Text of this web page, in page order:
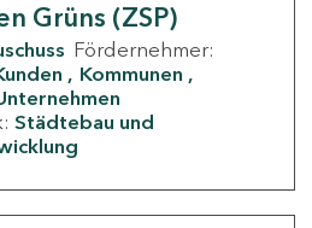
Grüns (ZSP)
Fördernehmer:
Kommunen
Städtebau und